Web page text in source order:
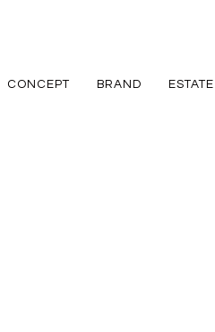
CONCEPT BRAND ESTATE